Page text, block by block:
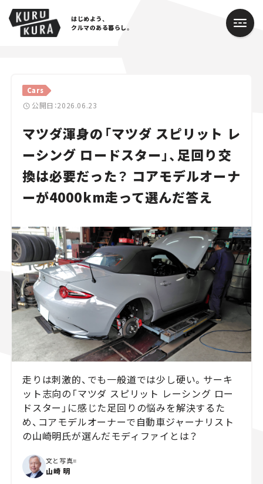
はじめよう、
クルマのある暮らし。
Cars
公開日：2026.06.23
マツダ渾身の「マツダ スピリット レ
ーシング ロードスター」、足回り交
換は必要だった？ コアモデルオーナ
ーが4000km走って選んだ答え
走りは刺激的、でも一般道では少し硬い。サーキ
ット志向の「マツダ スピリット レーシング ロー
ドスター」に感じた足回りの悩みを解決するた
め、コアモデルオーナーで自動車ジャーナリスト
の山崎明氏が選んだモディファイとは？
文と写真=
山崎 明
Cars
Lifestyle
Traffic
Special
Campaign
人気のハッシュタグ
スズキ ジムニー｜Suzuki Jimny
スズキ｜Suzuki
マツダ｜Mazda
マツダ ロードスター｜Mazda Roadster